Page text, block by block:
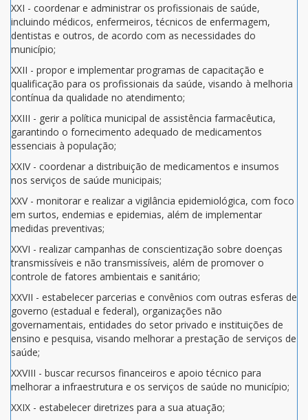
XXI - coordenar e administrar os profissionais de saúde,
incluindo médicos, enfermeiros, técnicos de enfermagem,
dentistas e outros, de acordo com as necessidades do
município;
XXII - propor e implementar programas de capacitação e
qualificação para os profissionais da saúde, visando à melhoria
contínua da qualidade no atendimento;
XXIII - gerir a política municipal de assistência farmacêutica,
garantindo o fornecimento adequado de medicamentos
essenciais à população;
XXIV - coordenar a distribuição de medicamentos e insumos
nos serviços de saúde municipais;
XXV - monitorar e realizar a vigilância epidemiológica, com foco
em surtos, endemias e epidemias, além de implementar
medidas preventivas;
XXVI - realizar campanhas de conscientização sobre doenças
transmissíveis e não transmissíveis, além de promover o
controle de fatores ambientais e sanitário;
XXVII - estabelecer parcerias e convênios com outras esferas de
governo (estadual e federal), organizações não
governamentais, entidades do setor privado e instituições de
ensino e pesquisa, visando melhorar a prestação de serviços de
saúde;
XXVIII - buscar recursos financeiros e apoio técnico para
melhorar a infraestrutura e os serviços de saúde no município;
XXIX - estabelecer diretrizes para a sua atuação;